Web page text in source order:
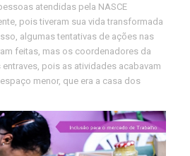
atendidas pela NASCE
pois tiveram sua vida transformada
algumas tentativas de ações nas
feitas, mas os coordenadores da
entraves, pois as atividades acabavam
menor, que era a casa dos